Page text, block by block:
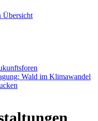
Übersicht
Wald im Klimawandel